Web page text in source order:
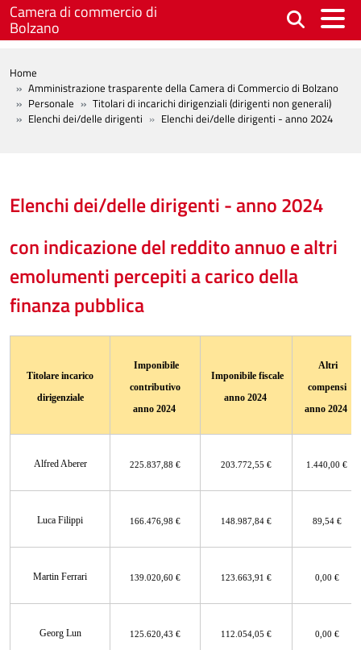
Salta al contenuto principale
Camera di commercio di
Bolzano
BREADCRUMB
Home
Amministrazione trasparente della Camera di Commercio di Bolzano
Personale
Titolari di incarichi dirigenziali (dirigenti non generali)
Elenchi dei/delle dirigenti
Elenchi dei/delle dirigenti - anno 2024
Elenchi dei/delle dirigenti - anno 2024
con indicazione del reddito annuo e altri
emolumenti percepiti a carico della
finanza pubblica
Titolare incarico
dirigenziale
Imponibile
contributivo
anno 2024
Imponibile fiscale
anno 2024
Altri
compensi
anno 2024
Alfred Aberer 225.837,88 € 203.772,55 € 1.440,00 €
Luca Filippi 166.476,98 € 148.987,84 € 89,54 €
Martin Ferrari 139.020,60 € 123.663,91 € 0,00 €
Georg Lun 125.620,43 € 112.054,05 € 0,00 €